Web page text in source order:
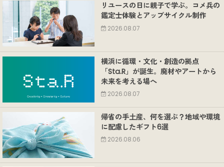
リユースの日に親子で学ぶ。コメ兵の
鑑定士体験とアップサイクル制作
2026.08.07
横浜に循環・文化・創造の拠点
「Sta.R」が誕生。廃材やアートから
未来を考える場へ
2026.08.07
帰省の手土産、何を選ぶ？地域や環境
に配慮したギフト6選
2026.08.06